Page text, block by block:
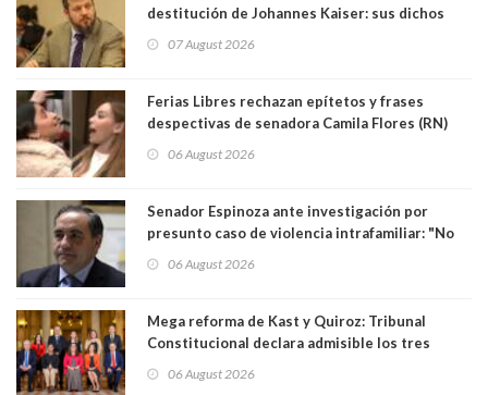
destitución de Johannes Kaiser: sus dichos
justicia constitucional porque no es diputado
07 August 2026
Ferias Libres rechazan epítetos y frases
despectivas de senadora Camila Flores (RN)
06 August 2026
Senador Espinoza ante investigación por
presunto caso de violencia intrafamiliar: "No
antecedentes a Tribunal Supremo
06 August 2026
Mega reforma de Kast y Quiroz: Tribunal
Constitucional declara admisible los tres
06 August 2026